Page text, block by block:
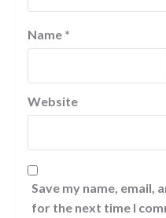
Name *
Website
Save my name, email,
for the next time I